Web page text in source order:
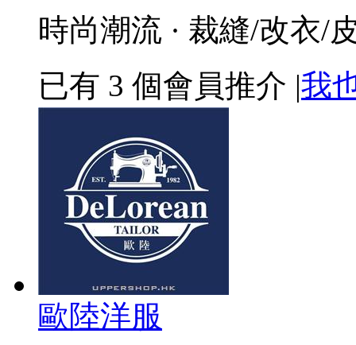
時尚潮流 · 裁縫/改衣/
已有 3 個會員推介 |我
歐陸洋服